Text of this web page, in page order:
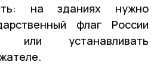
на зданиях нужно
флаг России
устанавливать